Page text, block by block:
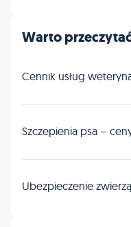
Warto przeczytać
Cennik usług
Szczepienia psa –
Ubezpieczenie